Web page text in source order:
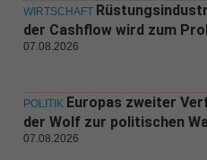
WIRTSCHAFT
der Cashflow wird zum
07.08.2026
POLITIK Europas zweiter
der Wolf zur politischen
07.08.2026